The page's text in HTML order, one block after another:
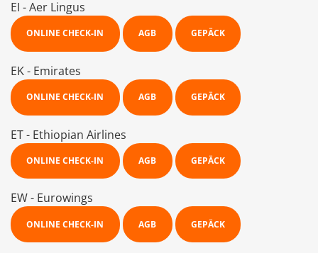
EI - Aer Lingus
ONLINE CHECK-IN AGB GEPÄCK
EK - Emirates
ONLINE CHECK-IN AGB GEPÄCK
ET - Ethiopian Airlines
ONLINE CHECK-IN AGB GEPÄCK
EW - Eurowings
ONLINE CHECK-IN AGB GEPÄCK